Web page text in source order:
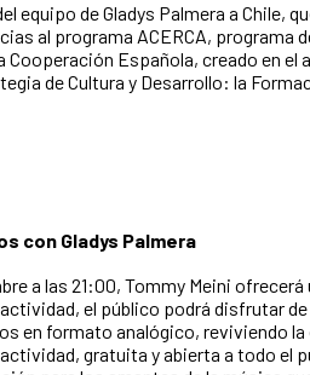
equipo de Gladys Palmera a Chile,
al programa ACERCA, programa
Cooperación Española, creado en
de Cultura y Desarrollo: la
con Gladys Palmera
a las 21:00, Tommy Meini
el público podrá disfrutar
en formato analógico, reviviendo
gratuita y abierta a todo el